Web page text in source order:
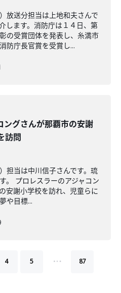
放送分担当は上地和夫さんで
します。消防庁は１４日、第
の受賞団体を発表し、糸満市
防庁長官賞を受賞し...
ングさんが那覇市の安謝
訪問
担当は中川信子さんです。琉
。 プロレスラーのアジャコン
安謝小学校を訪れ、児童らに
や目標...
4 5 … 87